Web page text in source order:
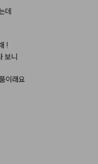
데
!
보니
이래요